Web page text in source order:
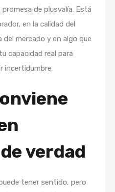
de plusvalía. Está
en la calidad del
del mercado y en algo que
capacidad real para
incertidumbre.
verdad
tener sentido, pero